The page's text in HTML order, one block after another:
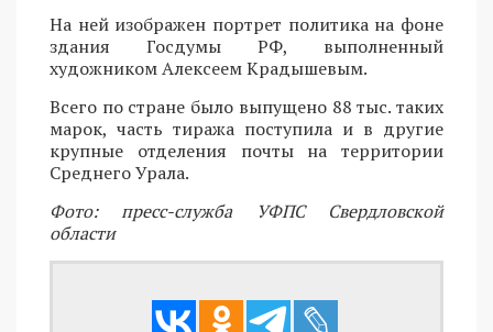
На ней изображен портрет политика на фоне
здания Госдумы РФ, выполненный
художником Алексеем Крадышевым.
Всего по стране было выпущено 88 тыс. таких
марок, часть тиража поступила и в другие
крупные отделения почты на территории
Среднего Урала.
Фото: пресс-служба УФПС Свердловской
области